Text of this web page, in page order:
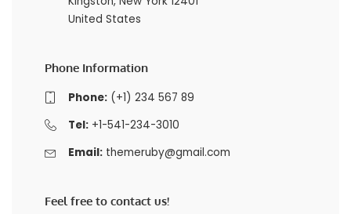
United States
Phone Information
Phone:(+1) 234 567 89
Tel:+1-541-234-3010
Email: themeruby@gmail.com
Feel free to contact us!